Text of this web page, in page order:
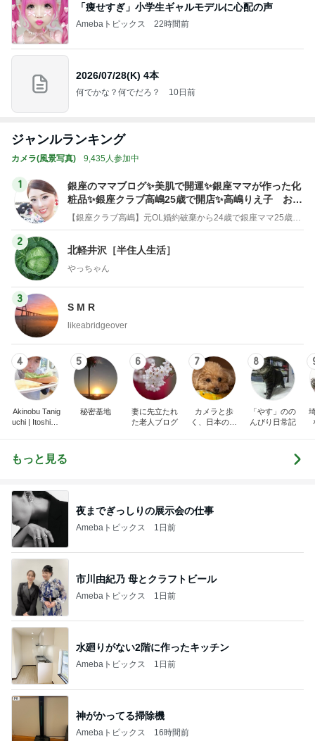
「痩せすぎ」小学生ギャルモデルに心配の声
Amebaトピックス 22時間前
2026/07/28(K) 4本
何でかな？何でだろ？ 10日前
ジャンルランキング
カメラ(風景写真) 9,435人参加中
1
銀座のママブログ✨美肌で開運✨銀座ママが作った化
粧品✨銀座クラブ高嶋25歳で開店✨高嶋りえ子 お着
物でエルメス バーキン コーデ
【銀座クラブ高嶋】元OL婚約破棄から24歳で銀座ママ25歳でオーナーママ銀座 美肌で開運♡パワースポット巡り高嶋りえ子ブログ
2
北軽井沢［半住人生活］
やっちゃん
3
S M R
likeabridgeover
4
Akinobu Tanig
uchi | Itoshima
5
秘密基地
6
妻に先立たれ
た老人ブログ
7
カメラと歩
く、日本の風
8
「やす」のの
んびり日常記
もっと見る
夜までぎっしりの展示会の仕事
Amebaトピックス 1日前
市川由紀乃 母とクラフトビール
Amebaトピックス 1日前
水廻りがない2階に作ったキッチン
Amebaトピックス 1日前
神がかってる掃除機
Amebaトピックス 16時間前